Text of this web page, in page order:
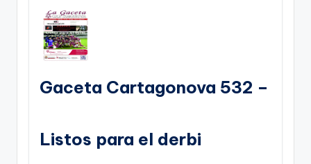
Gaceta Cartagonova 532 –
Listos para el derbi